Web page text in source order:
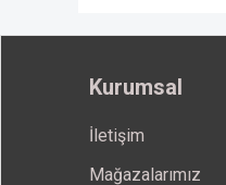
Kurumsal
İletişim
Mağazalarımız